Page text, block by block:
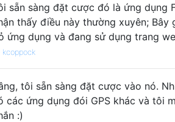
sẵn sàng đặt cược đó là ứng dụng
thấy điều này thường xuyên;
ứng dụng và đang sử dụng trang
kcoppock
tôi sẵn sàng đặt cược vào nó.
các ứng dụng đói GPS khác và tôi
:)